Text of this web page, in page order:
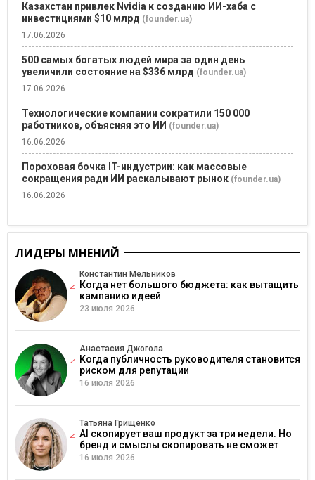
Казахстан привлек Nvidia к созданию ИИ-хаба с
инвестициями $10 млрд (founder.ua)
17.06.2026
500 самых богатых людей мира за один день
увеличили состояние на $336 млрд (founder.ua)
17.06.2026
Технологические компании сократили 150 000
работников, объясняя это ИИ (founder.ua)
16.06.2026
Пороховая бочка IT-индустрии: как массовые
сокращения ради ИИ раскалывают рынок (founder.ua)
16.06.2026
ЛИДЕРЫ МНЕНИЙ
Константин Мельников
Когда нет большого бюджета: как вытащить
кампанию идеей
23 июля 2026
Анастасия Джогола
Когда публичность руководителя становится
риском для репутации
16 июля 2026
Татьяна Грищенко
AI скопирует ваш продукт за три недели. Но
бренд и смыслы скопировать не сможет
16 июля 2026